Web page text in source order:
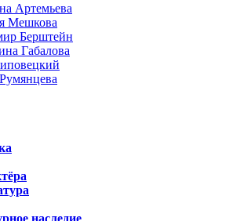
Артемьева
Мешкова
Берштейн
Габалова